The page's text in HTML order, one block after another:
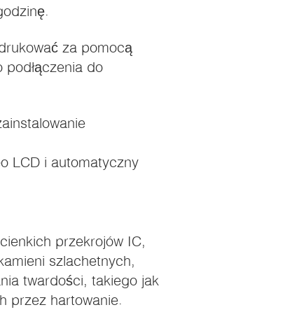
za pomocą
do
LCD i automatyczny
przekrojów IC,
szlachetnych,
twardości, takiego jak
przez hartowanie.